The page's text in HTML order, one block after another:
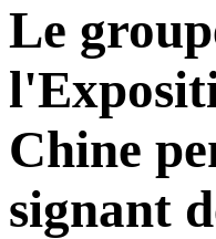
Le
Chine
signant